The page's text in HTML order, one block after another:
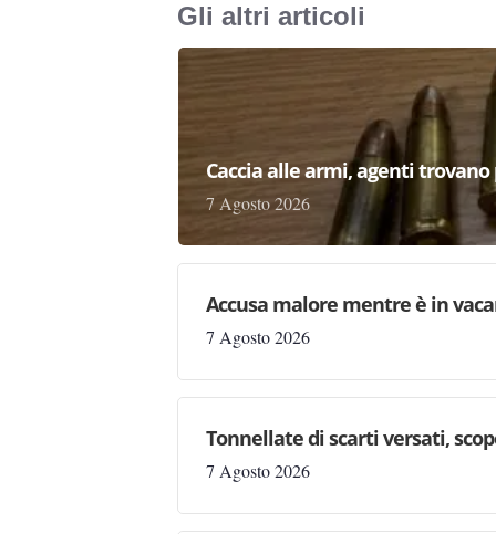
Gli altri articoli
Caccia alle armi, agenti
7 Agosto 2026
Accusa malore mentre è in
7 Agosto 2026
Tonnellate di scarti versati,
7 Agosto 2026